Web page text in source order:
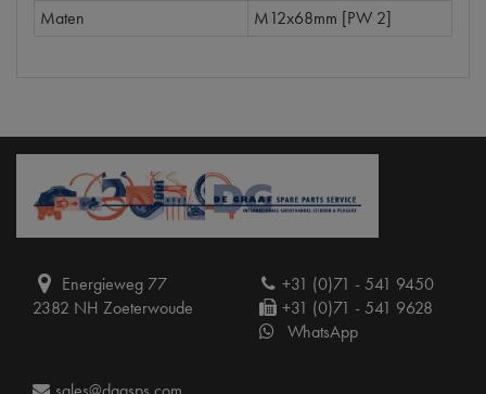
Maten
M12x68mm [PW 2]
Energieweg 77
2382 NH Zoeterwoude
+31 (0)71 - 541 9450
+31 (0)71 - 541 9628
WhatsApp